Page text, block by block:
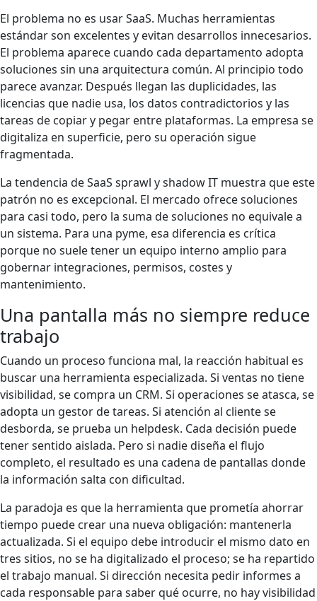
El problema no es usar SaaS. Muchas herramientas
estándar son excelentes y evitan desarrollos innecesarios.
El problema aparece cuando cada departamento adopta
soluciones sin una arquitectura común. Al principio todo
parece avanzar. Después llegan las duplicidades, las
licencias que nadie usa, los datos contradictorios y las
tareas de copiar y pegar entre plataformas. La empresa se
digitaliza en superficie, pero su operación sigue
fragmentada.
La tendencia de SaaS sprawl y shadow IT muestra que este
patrón no es excepcional. El mercado ofrece soluciones
para casi todo, pero la suma de soluciones no equivale a
un sistema. Para una pyme, esa diferencia es crítica
porque no suele tener un equipo interno amplio para
gobernar integraciones, permisos, costes y
mantenimiento.
Una pantalla más no siempre reduce
trabajo
Cuando un proceso funciona mal, la reacción habitual es
buscar una herramienta especializada. Si ventas no tiene
visibilidad, se compra un CRM. Si operaciones se atasca, se
adopta un gestor de tareas. Si atención al cliente se
desborda, se prueba un helpdesk. Cada decisión puede
tener sentido aislada. Pero si nadie diseña el flujo
completo, el resultado es una cadena de pantallas donde
la información salta con dificultad.
La paradoja es que la herramienta que prometía ahorrar
tiempo puede crear una nueva obligación: mantenerla
actualizada. Si el equipo debe introducir el mismo dato en
tres sitios, no se ha digitalizado el proceso; se ha repartido
el trabajo manual. Si dirección necesita pedir informes a
cada responsable para saber qué ocurre, no hay visibilidad